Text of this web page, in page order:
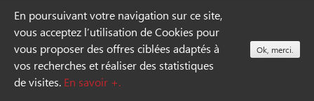
En poursuivant votre navigation sur ce site,
vous acceptez l’utilisation de Cookies pour
vous proposer des offres ciblées adaptés à
vos recherches et réaliser des statistiques
de visites. En savoir +.
Ok, merci.